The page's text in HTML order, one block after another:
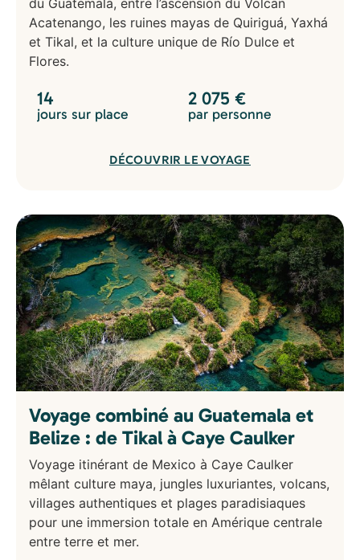
du Guatemala, entre l’ascension du Volcan
Acatenango, les ruines mayas de Quiriguá, Yaxhá
et Tikal, et la culture unique de Río Dulce et
Flores.
14
jours sur place
2 075 €
par personne
DÉCOUVRIR LE VOYAGE
Voyage combiné au Guatemala et
Belize : de Tikal à Caye Caulker
Voyage itinérant de Mexico à Caye Caulker
mêlant culture maya, jungles luxuriantes, volcans,
villages authentiques et plages paradisiaques
pour une immersion totale en Amérique centrale
entre terre et mer.